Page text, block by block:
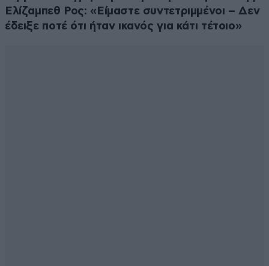
Ελίζαμπεθ Ρος: «Είμαστε συντετριμμένοι – Δεν
έδειξε ποτέ ότι ήταν ικανός για κάτι τέτοιο»